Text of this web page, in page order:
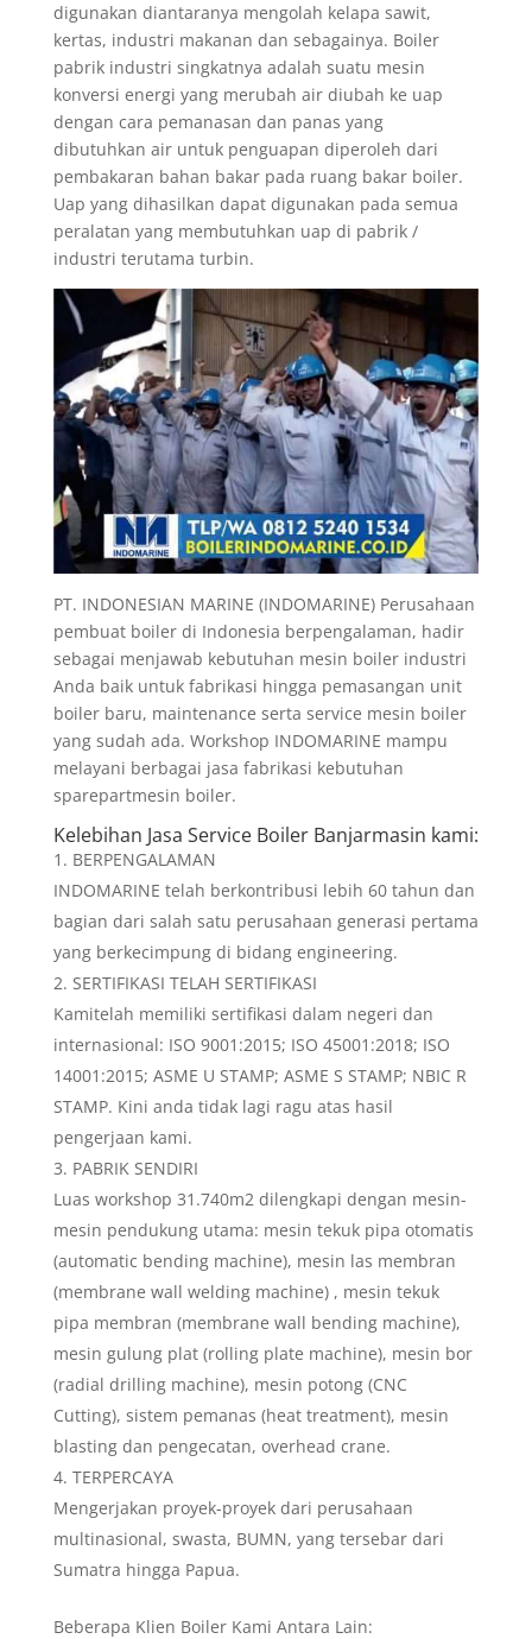
digunakan diantaranya mengolah kelapa sawit,
kertas, industri makanan dan sebagainya. Boiler
pabrik industri singkatnya adalah suatu mesin
konversi energi yang merubah air diubah ke uap
dengan cara pemanasan dan panas yang
dibutuhkan air untuk penguapan diperoleh dari
pembakaran bahan bakar pada ruang bakar boiler.
Uap yang dihasilkan dapat digunakan pada semua
peralatan yang membutuhkan uap di pabrik /
industri terutama turbin.
PT. INDONESIAN MARINE (INDOMARINE) Perusahaan
pembuat boiler di Indonesia berpengalaman, hadir
sebagai menjawab kebutuhan mesin boiler industri
Anda baik untuk fabrikasi hingga pemasangan unit
boiler baru, maintenance serta service mesin boiler
yang sudah ada. Workshop INDOMARINE mampu
melayani berbagai jasa fabrikasi kebutuhan
sparepartmesin boiler.
Kelebihan Jasa Service Boiler Banjarmasin kami:
BERPENGALAMAN
INDOMARINE telah berkontribusi lebih 60 tahun dan
bagian dari salah satu perusahaan generasi pertama
yang berkecimpung di bidang engineering.
SERTIFIKASI TELAH SERTIFIKASI
Kamitelah memiliki sertifikasi dalam negeri dan
internasional: ISO 9001:2015; ISO 45001:2018; ISO
14001:2015; ASME U STAMP; ASME S STAMP; NBIC R
STAMP. Kini anda tidak lagi ragu atas hasil
pengerjaan kami.
PABRIK SENDIRI
Luas workshop 31.740m2 dilengkapi dengan mesin-
mesin pendukung utama: mesin tekuk pipa otomatis
(automatic bending machine), mesin las membran
(membrane wall welding machine) , mesin tekuk
pipa membran (membrane wall bending machine),
mesin gulung plat (rolling plate machine), mesin bor
(radial drilling machine), mesin potong (CNC
Cutting), sistem pemanas (heat treatment), mesin
blasting dan pengecatan, overhead crane.
TERPERCAYA
Mengerjakan proyek-proyek dari perusahaan
multinasional, swasta, BUMN, yang tersebar dari
Sumatra hingga Papua.
Beberapa Klien Boiler Kami Antara Lain: